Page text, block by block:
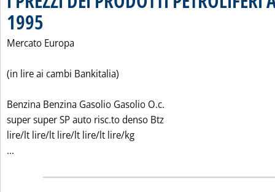
1995
Mercato Europa
(in lire ai cambi Bankitalia)
Benzina Benzina Gasolio Gasolio O.c.
super super SP auto risc.to denso Btz
lire/lt lire/lt lire/lt lire/lt lire/kg
...